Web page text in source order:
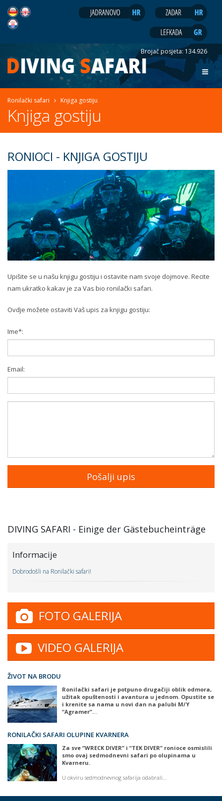
Brojač posjeta: 134.926
Ronilački safari Knjiga gostiju
Knjiga gostiju
RONIOCI - KNJIGA GOSTIJU
Upišite se u našu knjigu gostiju i ostavite nam svoje dojmove. Recite
nam ukratko kakav je za Vas bio ronilački safari.
Ovdje možete ostaviti Vaš upis za knjigu gostiju:
Ime*:
Email:
DIVING SAFARI - Einige der Gästebucheinträge
Informacije
Dobrodošli na Ronilački safari!
FOTO GALERIJA
VIDEO GALERIJA
ŽIVOT NA BRODU
Ronilački safari je potpuno drugačiji oblik odmora,
užitak opuštenosti i avantura u jednom. Opustite se
i krenite sa nama u novi dan na palubi M/Y
“Agramer”.…
RONILAČKI SAFARI OLUPINE KVARNERA
Za sve “WRECK DIVER” i “TEK DIVER” ronioce osmislili
smo ovaj sedmodnevni safari po olupinama u
Kvarneru.
U okviru sedmodnevnog safarija odabrali…